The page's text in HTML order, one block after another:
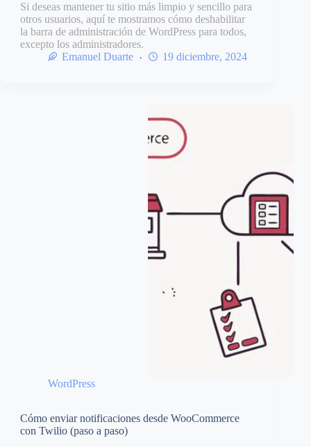
Si deseas mantener tu sitio más limpio y sencillo para
otros usuarios, aquí te mostramos cómo deshabilitar
la barra de administración de WordPress para todos,
excepto los administradores.
Emanuel Duarte
19 diciembre, 2024
WordPress
Cómo enviar notificaciones desde WooCommerce
con Twilio (paso a paso)